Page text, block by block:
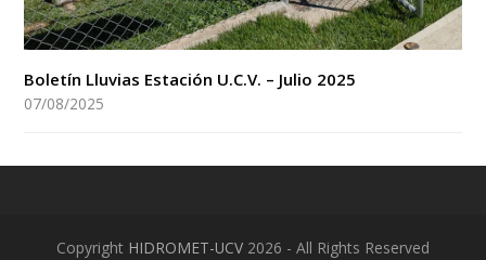
Boletín Lluvias Estación U.C.V. – Julio 2025
07/08/2025
Copyright HIDROMET-UCV 2026 - All Rights Reserved